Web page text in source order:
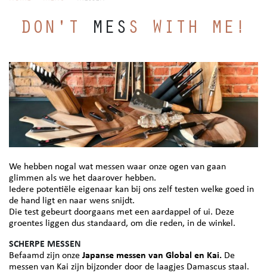
DON'T MES S WITH ME!
We hebben nogal wat messen waar onze ogen van gaan
glimmen als we het daarover hebben.
Iedere potentiële eigenaar kan bij ons zelf testen welke goed in
de hand ligt en naar wens snijdt.
Die test gebeurt doorgaans met een aardappel of ui. Deze
groentes liggen dus standaard, om die reden, in de winkel.
SCHERPE MESSEN
​​​​​​​Befaamd zijn onze Japanse messen van Global en Kai. De
messen van Kai zijn bijzonder door de laagjes Damascus staal.